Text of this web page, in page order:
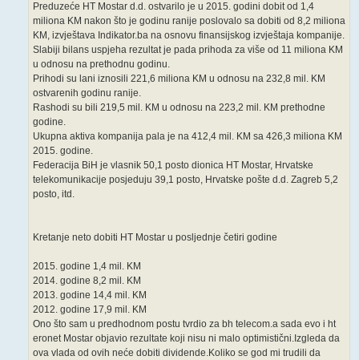
Preduzeće HT Mostar d.d. ostvarilo je u 2015. godini dobit od 1,4
miliona KM nakon što je godinu ranije poslovalo sa dobiti od 8,2 miliona
KM, izvještava Indikator.ba na osnovu finansijskog izvještaja kompanije.
Slabiji bilans uspjeha rezultat je pada prihoda za više od 11 miliona KM
u odnosu na prethodnu godinu.
Prihodi su lani iznosili 221,6 miliona KM u odnosu na 232,8 mil. KM
ostvarenih godinu ranije.
Rashodi su bili 219,5 mil. KM u odnosu na 223,2 mil. KM prethodne
godine.
Ukupna aktiva kompanija pala je na 412,4 mil. KM sa 426,3 miliona KM
2015. godine.
Federacija BiH je vlasnik 50,1 posto dionica HT Mostar, Hrvatske
telekomunikacije posjeduju 39,1 posto, Hrvatske pošte d.d. Zagreb 5,2
posto, itd.
Kretanje neto dobiti HT Mostar u posljednje četiri godine
2015. godine 1,4 mil. KM
2014. godine 8,2 mil. KM
2013. godine 14,4 mil. KM
2012. godine 17,9 mil. KM
Ono što sam u predhodnom postu tvrdio za bh telecom.a sada evo i ht
eronet Mostar objavio rezultate koji nisu ni malo optimistični.Izgleda da
ova vlada od ovih neće dobiti dividende.Koliko se god mi trudili da